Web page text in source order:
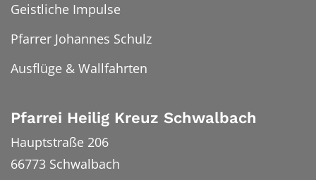
Geistliche Impulse
Pfarrer Johannes Schulz
Ausflüge & Wallfahrten
Pfarrei Heilig Kreuz Schwalbach
Hauptstraße 206
66773 Schwalbach